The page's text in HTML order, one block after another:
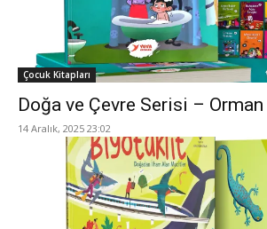
Çocuk Kitapları
Doğa ve Çevre Serisi – Orman
14 Aralık, 2025 23:02